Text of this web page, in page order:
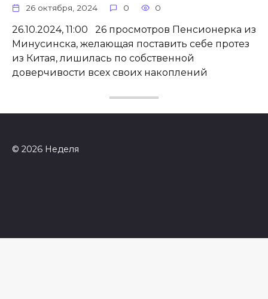
26 октября, 2024 0 0
26.10.2024, 11:00 26 просмотров Пенсионерка из
Минусинска, желающая поставить себе протез
из Китая, лишилась по собственной
доверчивости всех своих накоплений
© 2026 Неделя